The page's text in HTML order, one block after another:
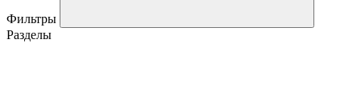
Фильтры
Разделы